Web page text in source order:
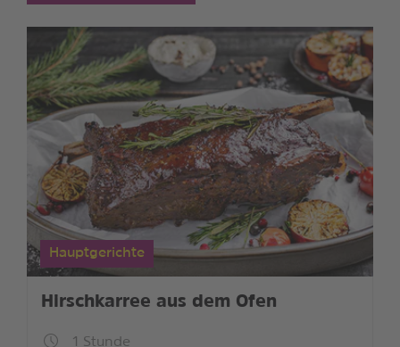
Hauptgerichte
Hirschkarree aus dem Ofen
1 Stunde